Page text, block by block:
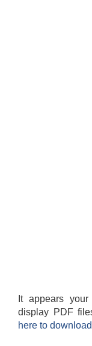
It appears
display PDF
here to